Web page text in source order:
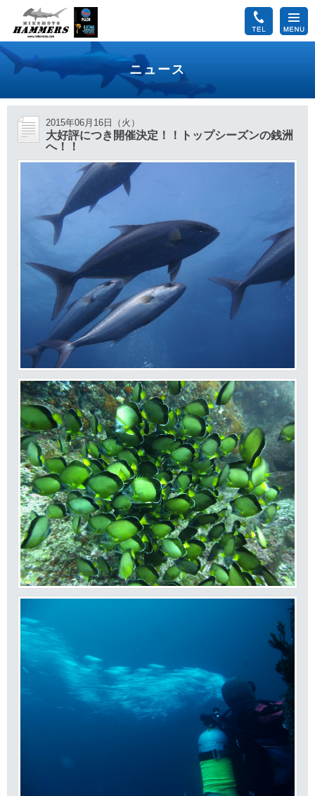
ニュース
大好評につき開催決定！！トップシーズンの銭洲
へ！！
2015年06月16日（火）